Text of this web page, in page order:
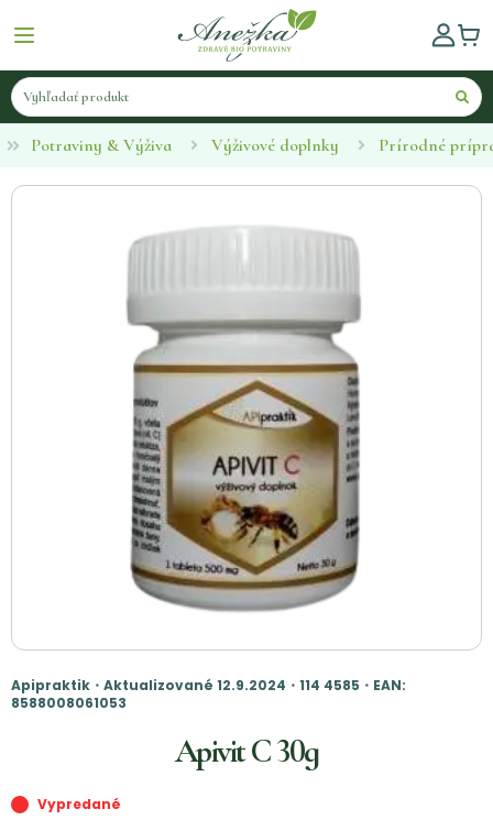
Potraviny & Výživa Výživové doplnky Prírodné
Apipraktik・Aktualizované 12.9.2024・114 4585・EAN:
8588008061053
Apivit C 30g
Vypredané